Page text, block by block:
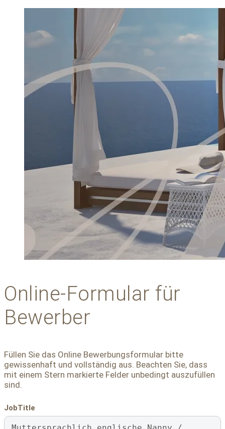
Online-Formular für
Bewerber
Füllen Sie das Online Bewerbungsformular bitte
gewissenhaft und vollständig aus. Beachten Sie, dass
mit einem Stern markierte Felder unbedingt auszufüllen
sind.
JobTitle